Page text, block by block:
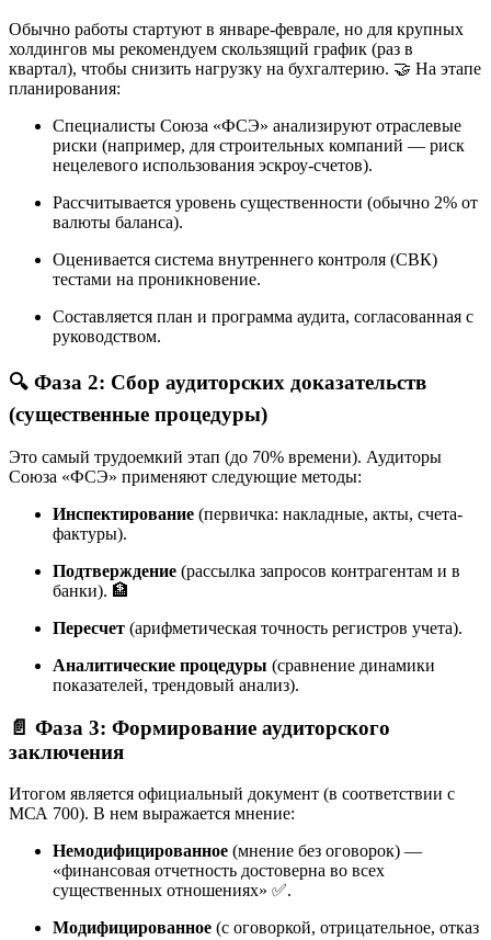
Обычно работы стартуют в январе-феврале, но для крупных
холдингов мы рекомендуем скользящий график (раз в
квартал), чтобы снизить нагрузку на бухгалтерию. 🤝 На этапе
планирования:
Специалисты Союза «ФСЭ» анализируют отраслевые
риски (например, для строительных компаний — риск
нецелевого использования эскроу-счетов).
Рассчитывается уровень существенности (обычно 2% от
валюты баланса).
Оценивается система внутреннего контроля (СВК)
тестами на проникновение.
Составляется план и программа аудита, согласованная с
руководством.
🔍 Фаза 2: Сбор аудиторских доказательств
(существенные процедуры)
Это самый трудоемкий этап (до 70% времени). Аудиторы
Союза «ФСЭ» применяют следующие методы:
Инспектирование (первичка: накладные, акты, счета-
фактуры).
Подтверждение (рассылка запросов контрагентам и в
банки). 🏦
Пересчет (арифметическая точность регистров учета).
Аналитические процедуры (сравнение динамики
показателей, трендовый анализ).
📄 Фаза 3: Формирование аудиторского
заключения
Итогом является официальный документ (в соответствии с
МСА 700). В нем выражается мнение:
Немодифицированное (мнение без оговорок) —
«финансовая отчетность достоверна во всех
существенных отношениях» ✅.
Модифицированное (с оговоркой, отрицательное, отказ